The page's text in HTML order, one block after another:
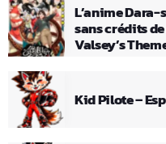
L’anime
sans crédits
Valsey’s
Kid Pilote –